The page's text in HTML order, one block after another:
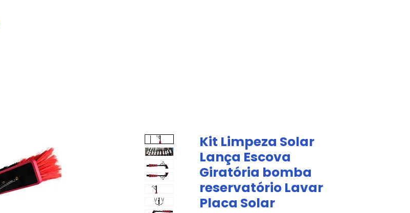
Kit Limpeza Solar
Lança Escova
Giratória bomba
reservatório Lavar
Placa Solar